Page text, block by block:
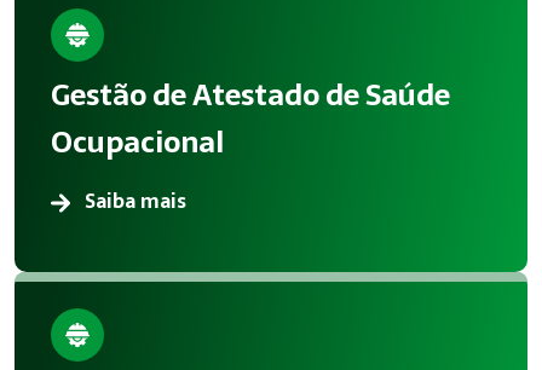
Gestão de Atestado de Saúde
Ocupacional
Saiba mais